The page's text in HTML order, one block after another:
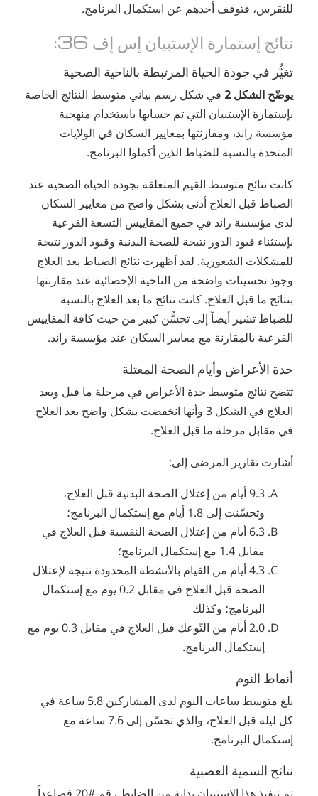
للنقرس، فتوقف أحدهم عن استكمال البرنامج.
نتائج إستمارة الإستبيان إس إف 36:
تغيُّر في جودة الحياة المرتبطة بالناحية الصحية
يوضّح الشكل 2
في شكل رسم بياني متوسط النتائج الخاصة
بإستمارة الإستبيان التي تم حسابها باستخدام منهجية
مؤسسة راند، ومقارنتها بمعايير السكان في الولايات
المتحدة بالنسبة للضباط الذين أكملوا البرنامج.
كانت نتائج متوسط القيم المتعلقة بجودة الحياة الصحية عند
الضباط قبل العلاج أدنى بشكل واضح من معايير السكان
لدى مؤسسة راند في جميع المقاييس التسعة الفرعية
بإستثناء قيود الدور نتيجة للصحة البدنية وقيود الدور نتيجة
للمشكلات الشعورية. لقد أظهرت نتائج الضباط بعد العلاج
وجود تحسينات واضحة من الناحية الإحصائية عند مقارنتها
بنتائج ما قبل العلاج. كانت نتائج ما بعد العلاج بالنسبة
للضباط تشير أيضاً إلى تحسُّن كبير من حيث كافة المقاييس
الفرعية بالمقارنة مع معايير السكان عند مؤسسة راند.
حدة الأعراض وأيام الصحة المعتلة
تتضح نتائج متوسط حدة الأعراض في مرحلة ما قبل وبعد
العلاج في الشكل 3 وأنها انخفضت بشكل واضح بعد العلاج
في مقابل مرحلة ما قبل العلاج.
أشارت تقارير المرضى إلى:
9.3 أيام من إعتلال الصحة البدنية قبل العلاج،
وتحسّنت إلى 1.8 أيام مع إستكمال البرنامج؛
6.3 أيام من إعتلال الصحة النفسية قبل العلاج في
مقابل 1.4 مع إستكمال البرنامج؛
4.3 أيام من القيام بالأنشطة المحدودة نتيجة لإعتلال
الصحة قبل العلاج في مقابل 0.2 يوم مع إستكمال
البرنامج؛ وكذلك
2.0 أيام من التّوعك قبل العلاج في مقابل 0.3 يوم مع
إستكمال البرنامج.
أنماط النوم
بلغ متوسط ساعات النوم لدى المشاركين 5.8 ساعة في
كل ليلة قبل العلاج، والذي تحسّن إلى 7.6 ساعة مع
إستكمال البرنامج.
نتائج السمية العصبية